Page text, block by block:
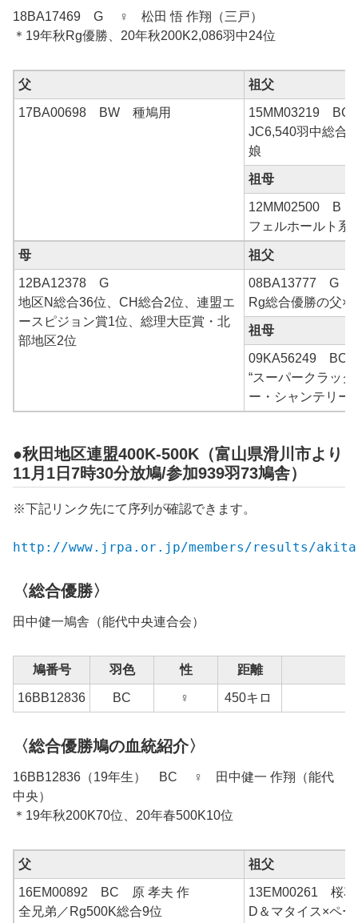
18BA17469 G ♀ 松田 悟 作翔（三戸）
＊19年秋Rg優勝、20年秋200K2,086羽中24位
父 祖父
17BA00698 BW 種鳩用
15MM03219 BC
JC6,540羽中総合
娘
祖母
12MM02500 B
フェルホールト系
母 祖父
12BA12378 G
地区N総合36位、CH総合2位、連盟エ
ースピジョン賞1位、総理大臣賞・北
部地区2位
08BA13777 G
Rg総合優勝の父
祖母
09KA56249 BC
“スーパークラック
ー・シャンテリー
●秋田地区連盟400K-500K（富山県滑川市より
11月1日7時30分放鳩/参加939羽73鳩舎）
※下記リンク先にて序列が確認できます。
http://www.jrpa.or.jp/members/results/
〈総合優勝〉
田中健一鳩舎（能代中央連合会）
鳩番号 羽色 性 距離
16BB12836 BC ♀ 450キロ
〈総合優勝鳩の血統紹介〉
16BB12836（19年生） BC ♀ 田中健一 作翔（能代
中央）
＊19年秋200K70位、20年春500K10位
父 祖父
16EM00892 BC 原 孝夫 作
全兄弟／Rg500K総合9位
13EM00261 桜花
D＆マタイス×ペー